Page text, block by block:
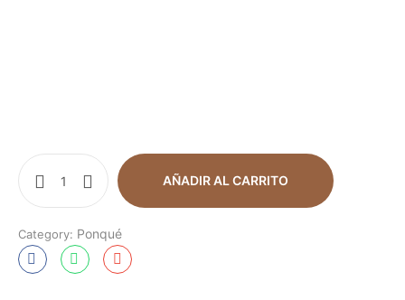
AÑADIR AL CARRITO
Category: Ponqué